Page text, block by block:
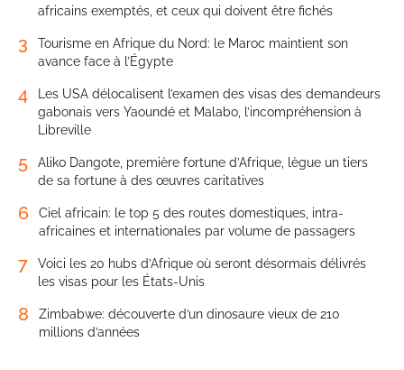
africains exemptés, et ceux qui doivent être fichés
3
Tourisme en Afrique du Nord: le Maroc maintient son
avance face à l’Égypte
4
Les USA délocalisent l’examen des visas des demandeurs
gabonais vers Yaoundé et Malabo, l’incompréhension à
Libreville
5
Aliko Dangote, première fortune d’Afrique, lègue un tiers
de sa fortune à des œuvres caritatives
6
Ciel africain: le top 5 des routes domestiques, intra-
africaines et internationales par volume de passagers
7
Voici les 20 hubs d’Afrique où seront désormais délivrés
les visas pour les États-Unis
8
Zimbabwe: découverte d’un dinosaure vieux de 210
millions d’années